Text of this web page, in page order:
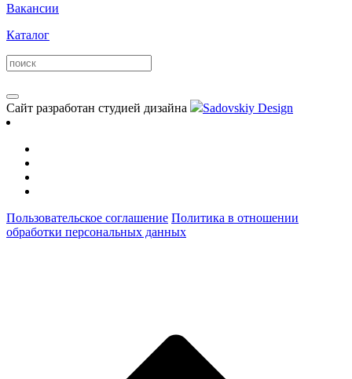
Вакансии
Каталог
Сайт разработан студией дизайна Sadovskiy Design
Пользовательское соглашение Политика в отношении
обработки персональных данных